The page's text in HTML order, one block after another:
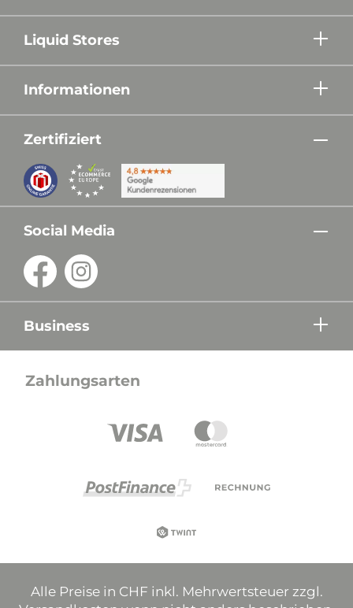
Liquid Stores
Informationen
Zertifiziert
Social Media
Business
Zahlungsarten
Alle Preise in CHF inkl. Mehrwertsteuer zzgl.